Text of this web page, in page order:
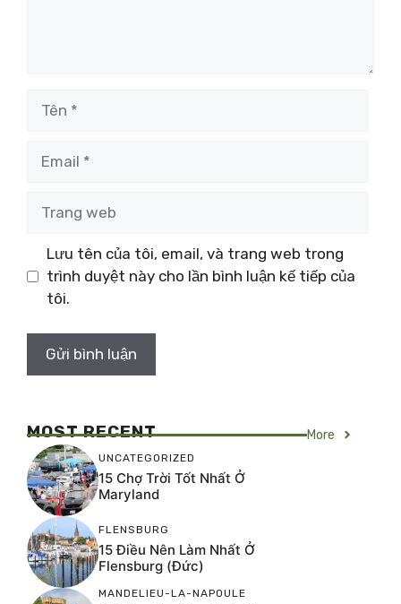
Lưu tên của tôi, email, và trang web trong
trình duyệt này cho lần bình luận kế tiếp của
tôi.
MOST RECENT More
UNCATEGORIZED
15 Chợ Trời Tốt Nhất Ở
Maryland
FLENSBURG
15 Điều Nên Làm Nhất Ở
Flensburg (Đức)
MANDELIEU-LA-NAPOULE